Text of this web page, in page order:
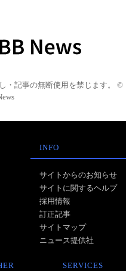
・記事の無断使用を禁じます。 ©
INFO
サイトからのお知らせ
サイトに関するヘルプ
採用情報
訂正記事
サイトマップ
ニュース提供社
SERVICES